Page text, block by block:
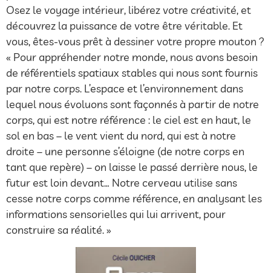
Osez le voyage intérieur, libérez votre créativité, et
découvrez la puissance de votre être véritable. Et
vous, êtes-vous prêt à dessiner votre propre mouton ?
« Pour appréhender notre monde, nous avons besoin
de référentiels spatiaux stables qui nous sont fournis
par notre corps. L’espace et l’environnement dans
lequel nous évoluons sont façonnés à partir de notre
corps, qui est notre référence : le ciel est en haut, le
sol en bas – le vent vient du nord, qui est à notre
droite – une personne s’éloigne (de notre corps en
tant que repère) – on laisse le passé derrière nous, le
futur est loin devant… Notre cerveau utilise sans
cesse notre corps comme référence, en analysant les
informations sensorielles qui lui arrivent, pour
construire sa réalité. »